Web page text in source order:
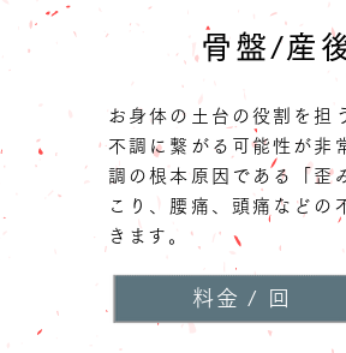
骨盤/産
お身体の土台の役割を担
不調に繋がる可能性が非
調の根本原因である「歪
こり、腰痛、頭痛などの
きます。
料金 / 回